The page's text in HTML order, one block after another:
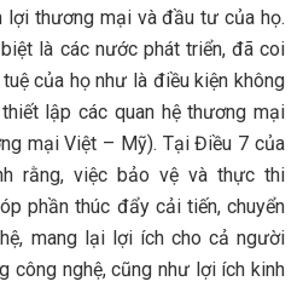
thương mại và đầu tư của họ.
là các nước phát triển, đã coi
của họ như là điều kiện không
lập các quan hệ thương mại
mại Việt – Mỹ). Tại Điều 7 của
rằng, việc bảo vệ và thực thi
phần thúc đẩy cải tiến, chuyển
mang lại lợi ích cho cả người
công nghệ, cũng như lợi ích kinh